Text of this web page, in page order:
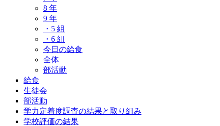
8 年
9 年
・5 組
・6 組
今日の給食
全体
部活動
給食
生徒会
部活動
学力定着度調査の結果と取り組み
学校評価の結果